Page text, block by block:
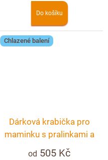
Do košíku
Chlazené balení
Dárková krabička pro
maminku s pralinkami a
lanýži 10ks + možnost
od 505 Kč